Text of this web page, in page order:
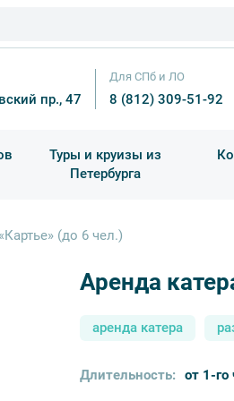
пр., 47
Для СПб и ЛО
8 (812) 309-51-92
Туры и круизы из
Петербурга
(до 6 чел.)
Аренда
аренда катера
Длительность: от 1-го